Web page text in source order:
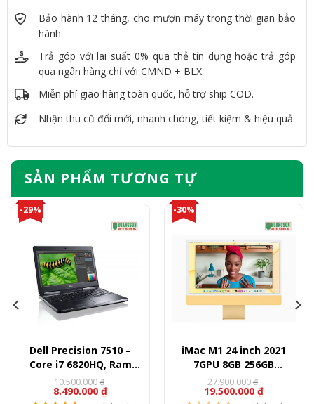
Bảo hành 12 tháng, cho mượn máy trong thời gian bảo
hành.
Trả góp với lãi suất 0% qua thẻ tín dụng hoặc trả góp
qua ngân hàng chỉ với CMND + BLX.
Miễn phí giao hàng toàn quốc, hỗ trợ ship COD.
Nhận thu cũ đổi mới, nhanh chóng, tiết kiệm & hiệu quả.
SẢN PHẨM TƯƠNG TỰ
-29%
Dell Precision 7510 –
Core i7 6820HQ, Ram
8GB, SSD 256GB, HDD
500GB, Quadro M1000,
8.490.000 ₫
10.500.000₫
-30%
iMac M1 24 inch 2021
7GPU 8GB 256GB
(Likenew)
19.500.000 ₫
27.900.000₫